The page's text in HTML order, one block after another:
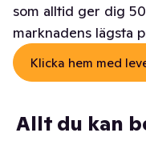
som alltid ger dig
marknadens lägsta
Klicka hem med
Allt du kan